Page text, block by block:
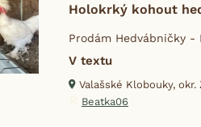
Holokrký kohout
Prodám Hedvábničky
V textu
Valašské Klobouky, okr.
Beatka06